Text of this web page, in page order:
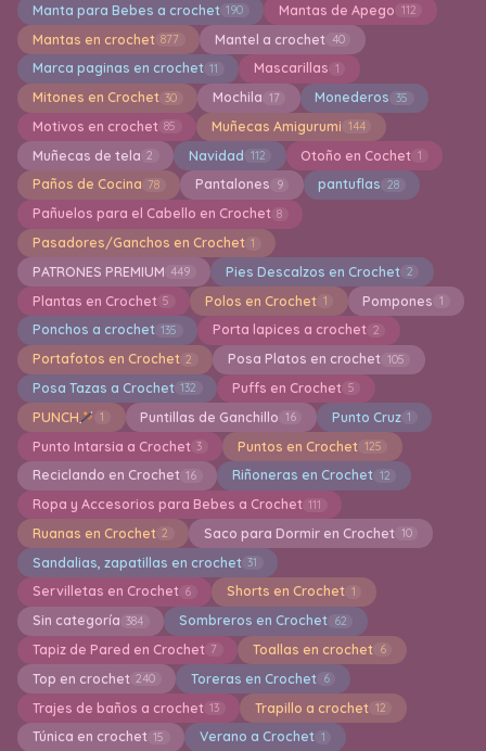
Manta para Bebes a crochet 190 Mantas de Apego 112
Mantas en crochet 877 Mantel a crochet 40
Marca paginas en crochet 11 Mascarillas 1
Mitones en Crochet 30 Mochila 17 Monederos 35
Motivos en crochet 85 Muñecas Amigurumi 144
Muñecas de tela 2 Navidad 112 Otoño en Cochet 1
Paños de Cocina 78 Pantalones 9 pantuflas 28
Pañuelos para el Cabello en Crochet 8
Pasadores/Ganchos en Crochet 1
PATRONES PREMIUM 449 Pies Descalzos en Crochet 2
Plantas en Crochet 5 Polos en Crochet 1 Pompones 1
Ponchos a crochet 135 Porta lapices a crochet 2
Portafotos en Crochet 2 Posa Platos en crochet 105
Posa Tazas a Crochet 132 Puffs en Crochet 5
PUNCH 1 Puntillas de Ganchillo 16 Punto Cruz 1
Punto Intarsia a Crochet 3 Puntos en Crochet 125
Reciclando en Crochet 16 Riñoneras en Crochet 12
Ropa y Accesorios para Bebes a Crochet 111
Ruanas en Crochet 2 Saco para Dormir en Crochet 10
Sandalias, zapatillas en crochet 31
Servilletas en Crochet 6 Shorts en Crochet 1
Sin categoría 384 Sombreros en Crochet 62
Tapiz de Pared en Crochet 7 Toallas en crochet 6
Top en crochet 240 Toreras en Crochet 6
Trajes de baños a crochet 13 Trapillo a crochet 12
Túnica en crochet 15 Verano a Crochet 1